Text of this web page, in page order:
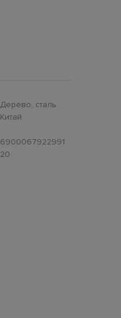
Дерево, сталь
Китай
6900067922991
20